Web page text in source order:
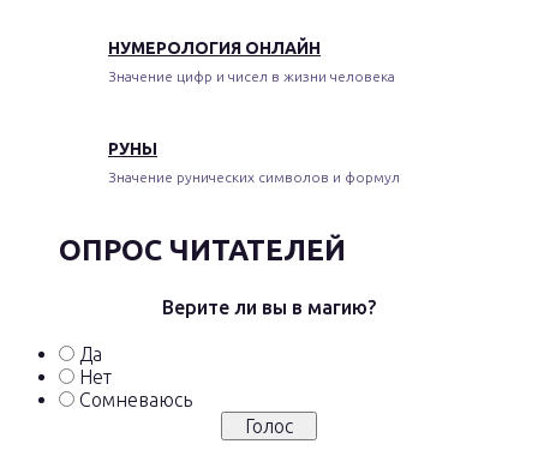
НУМЕРОЛОГИЯ ОНЛАЙН
Значение цифр и чисел в жизни человека
РУНЫ
Значение рунических символов и формул
ОПРОС ЧИТАТЕЛЕЙ
Верите ли вы в магию?
Да
Нет
Сомневаюсь